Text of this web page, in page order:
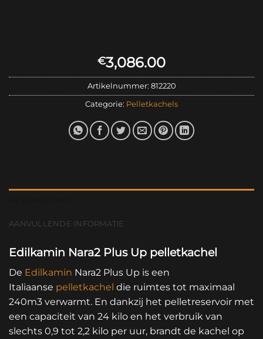
€3,086.00
Artikelnummer: 812220
Categorie: Pelletkachels
AANVULLENDE INFORMATIE
Edilkamin Nara2 Plus Up pelletkachel
De Edilkamin Nara2 Plus Up is een
Italiaanse pelletkachel die ruimtes tot maximaal
240m3 verwarmt. En dankzij het pelletreservoir met
een capaciteit van 24 kilo en het verbruik van
slechts 0,9 tot 2,2 kilo per uur, brandt de kachel op